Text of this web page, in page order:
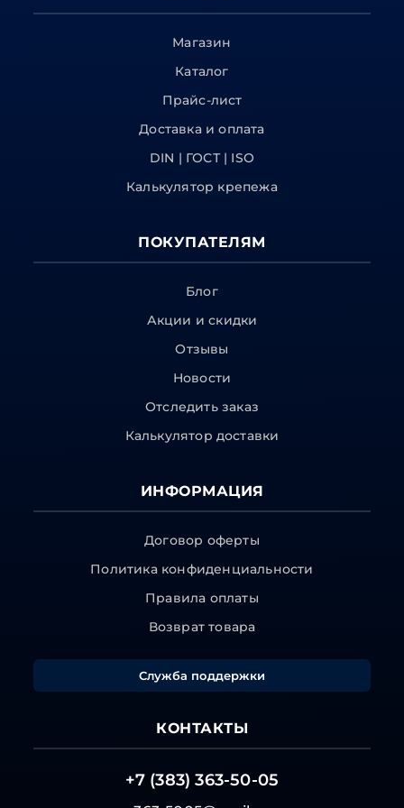
Магазин
Каталог
Прайс-лист
Доставка и оплата
DIN | ГОСТ | ISO
Калькулятор крепежа
ПОКУПАТЕЛЯМ
Блог
Акции и скидки
Отзывы
Новости
Отследить заказ
Калькулятор доставки
ИНФОРМАЦИЯ
Договор оферты
Политика конфиденциальности
Правила оплаты
Возврат товара
Служба поддержки
КОНТАКТЫ
+7 (383) 363-50-05